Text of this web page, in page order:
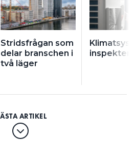
Stridsfrågan som
delar branschen i
två läger